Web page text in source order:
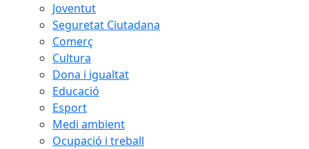
Joventut
Seguretat Ciutadana
Comerç
Cultura
Dona i igualtat
Educació
Esport
Medi ambient
Ocupació i treball